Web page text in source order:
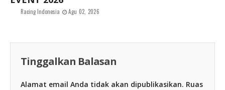
Racing Indonesia Agu 02, 2026
Tinggalkan Balasan
Alamat email Anda tidak akan dipublikasikan. Ruas